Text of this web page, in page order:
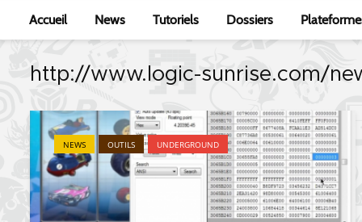
Accueil News Tutoriels Dossiers
http://www.logic-sunrise.com/
NEWS OUTILS UNDERGROUND